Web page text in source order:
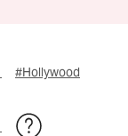
#Hollywood